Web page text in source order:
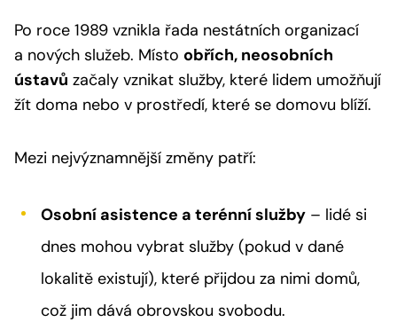
Po roce 1989 vznikla řada nestátních organizací
a nových služeb. Místo obřích, neosobních
ústavů začaly vznikat služby, které lidem umožňují
žít doma nebo v prostředí, které se domovu blíží.
Mezi nejvýznamnější změny patří:
Osobní asistence a terénní služby – lidé si
dnes mohou vybrat služby (pokud v dané
lokalitě existují), které přijdou za nimi domů,
což jim dává obrovskou svobodu.